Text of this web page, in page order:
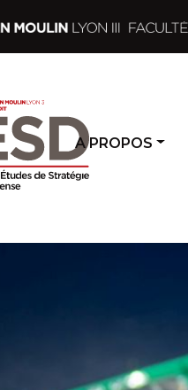
A PROPOS